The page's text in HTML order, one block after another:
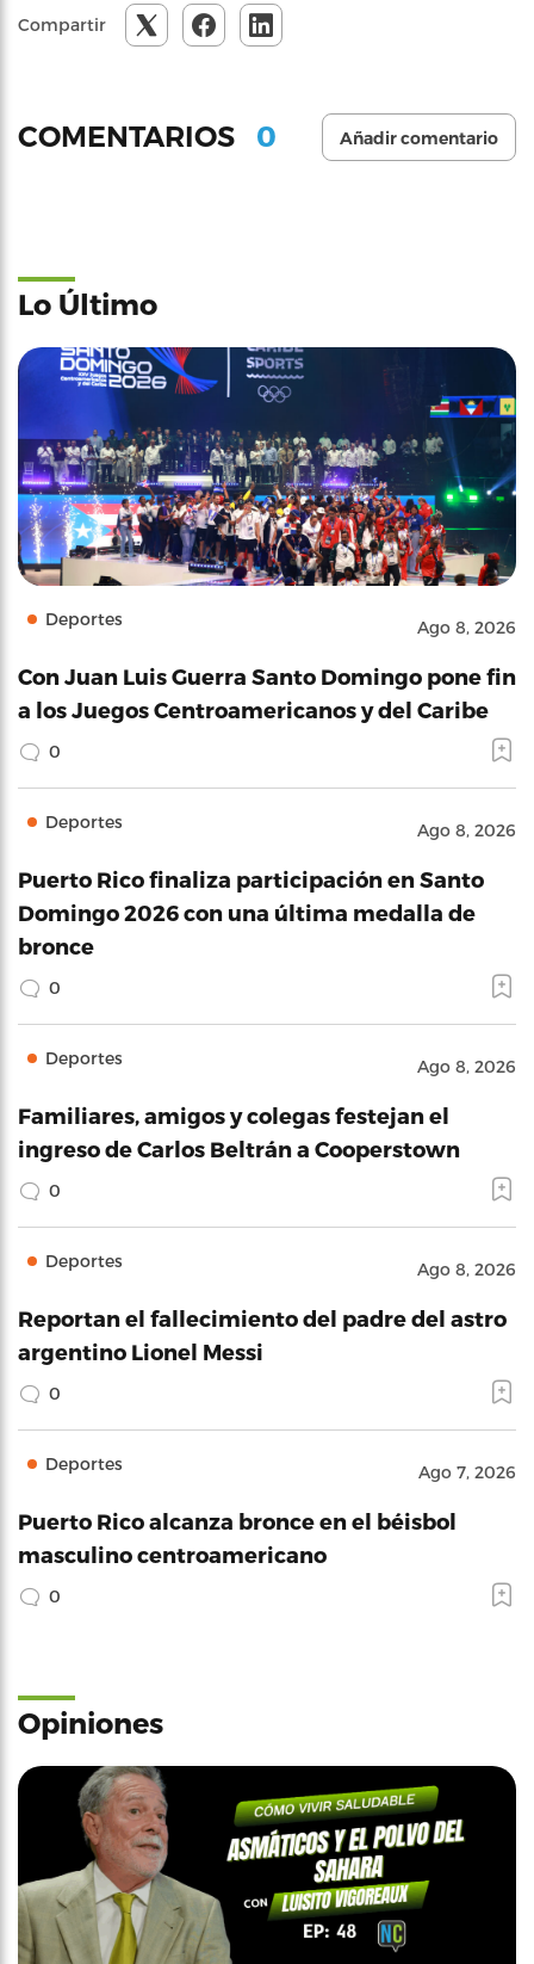
Compartir
COMENTARIOS 0 Añadir comentario
Lo Último
Deportes Ago 8, 2026
Con Juan Luis Guerra Santo Domingo pone fin
a los Juegos Centroamericanos y del Caribe
0
Deportes Ago 8, 2026
Puerto Rico finaliza participación en Santo
Domingo 2026 con una última medalla de
bronce
0
Deportes Ago 8, 2026
Familiares, amigos y colegas festejan el
ingreso de Carlos Beltrán a Cooperstown
0
Deportes Ago 8, 2026
Reportan el fallecimiento del padre del astro
argentino Lionel Messi
0
Deportes Ago 7, 2026
Puerto Rico alcanza bronce en el béisbol
masculino centroamericano
0
Opiniones